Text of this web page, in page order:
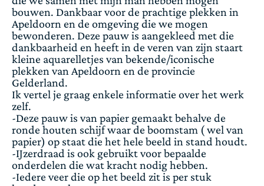
bouwen. Dankbaar voor de prachtige plekken in
Apeldoorn en de omgeving die we mogen
bewonderen. Deze pauw is aangekleed met die
dankbaarheid en heeft in de veren van zijn staart
kleine aquarelletjes van bekende/iconische
plekken van Apeldoorn en de provincie
Gelderland.
Ik vertel je graag enkele informatie over het werk
zelf.
-Deze pauw is van papier gemaakt behalve de
ronde houten schijf waar de boomstam ( wel van
papier) op staat die het hele beeld in stand houdt.
-IJzerdraad is ook gebruikt voor bepaalde
onderdelen die wat kracht nodig hebben.
-Iedere veer die op het beeld zit is per stuk